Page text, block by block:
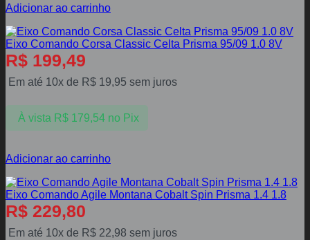
Adicionar ao carrinho
Eixo Comando Corsa Classic Celta Prisma 95/09 1.0 8V
R$ 199,49
Em até 10x de R$ 19,95 sem juros
À vista R$179,54 no Pix
Adicionar ao carrinho
Eixo Comando Agile Montana Cobalt Spin Prisma 1.4 1.8
R$ 229,80
Em até 10x de R$ 22,98 sem juros